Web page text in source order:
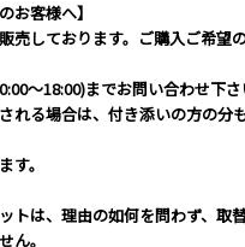
お客様へ】
売しております。ご購入ご希望
～18:00)までお問い合わせ下さ
れる場合は、付き添いの方の分
す。
トは、理由の如何を問わず、取
ん。